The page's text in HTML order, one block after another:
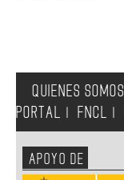
QUIENES SOMOS
PORTAL
FNCL
APOYO DE